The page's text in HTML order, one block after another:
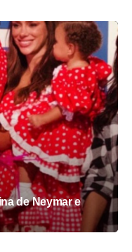
de Neymar e